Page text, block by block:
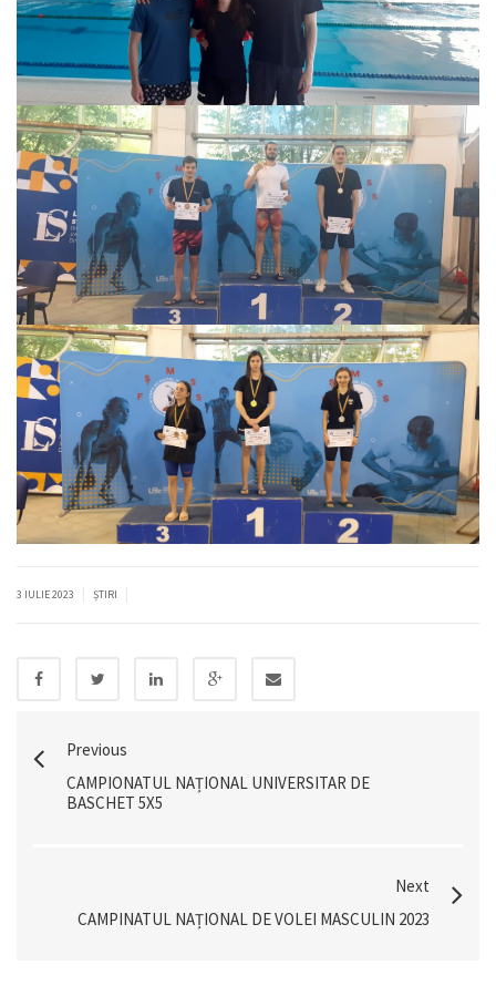
3 IULIE 2023 ȘTIRI
Previous
CAMPIONATUL NAȚIONAL UNIVERSITAR DE
BASCHET 5X5
Next
CAMPINATUL NAȚIONAL DE VOLEI MASCULIN 2023